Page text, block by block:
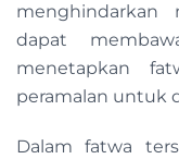
menghindarkan
dapat
menetapkan
peramalan untuk
Dalam fatwa